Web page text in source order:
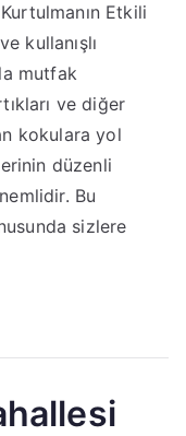
Etkili
kullanışlı
mutfak
ve diğer
kokulara yol
düzenli
Bu
sizlere